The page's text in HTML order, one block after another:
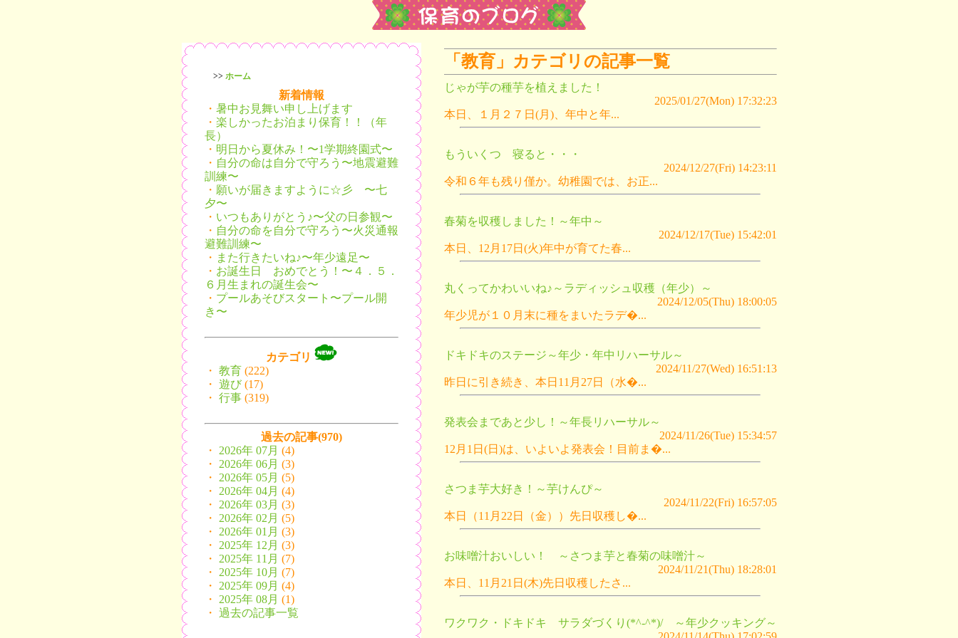
>> ホーム
新着情報
・ 暑中お見舞い申し上げます
・ 楽しかったお泊まり保育！！（年
長）
・ 明日から夏休み！〜1学期終園式〜
・ 自分の命は自分で守ろう〜地震避難
訓練〜
・ 願いが届きますように☆彡 〜七
夕〜
・ いつもありがとう♪〜父の日参観〜
・ 自分の命を自分で守ろう〜火災通報
避難訓練〜
・ また行きたいね♪〜年少遠足〜
・ お誕生日 おめでとう！〜４．５．
６月生まれの誕生会〜
・ プールあそびスタート〜プール開
き〜
カテゴリ
・ 教育(222)
・ 遊び(17)
・ 行事(319)
過去の記事(970)
・
2026年 07月 (4)
・
2026年 06月 (3)
・
2026年 05月 (5)
・
2026年 04月 (4)
・
2026年 03月 (3)
・
2026年 02月 (5)
・
2026年 01月 (3)
・
2025年 12月 (3)
・
2025年 11月 (7)
・
2025年 10月 (7)
・
2025年 09月 (4)
・
2025年 08月 (1)
・ 過去の記事一覧
「教育」カテゴリの記事一覧
じゃが芋の種芋を植えました！
2025/01/27(Mon) 17:32:23
本日、１月２７日(月)、年中と年...
もういくつ 寝ると・・・
2024/12/27(Fri) 14:23:11
令和６年も残り僅か。幼稚園では、お正...
春菊を収穫しました！～年中～
2024/12/17(Tue) 15:42:01
本日、12月17日(火)年中が育てた春...
丸くってかわいいね♪～ラディッシュ収穫（年少）～
2024/12/05(Thu) 18:00:05
年少児が１０月末に種をまいたラデ�...
ドキドキのステージ～年少・年中リハーサル～
2024/11/27(Wed) 16:51:13
昨日に引き続き、本日11月27日（水�...
発表会まであと少し！～年長リハーサル～
2024/11/26(Tue) 15:34:57
12月1日(日)は、いよいよ発表会！目前ま�...
さつま芋大好き！～芋けんぴ～
2024/11/22(Fri) 16:57:05
本日（11月22日（金））先日収穫し�...
お味噌汁おいしい！ ～さつま芋と春菊の味噌汁～
2024/11/21(Thu) 18:28:01
本日、11月21日(木)先日収穫したさ...
ワクワク・ドキドキ サラダづくり(*^-^*)/ ～年少クッキング～